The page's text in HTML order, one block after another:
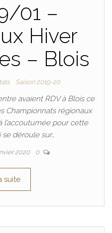
01 –
Hiver
– Blois
Saison 2019-20
avaient RDV à Blois ce
Championnats régionaux
l’accoutumée pour cette
déroule sur…
2020 0
suite